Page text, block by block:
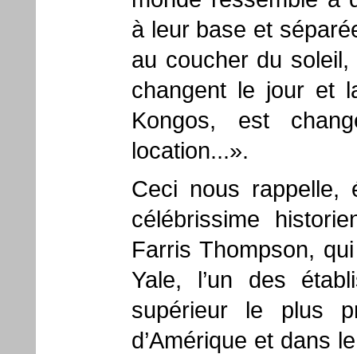
à leur base et
au coucher du
changent le jour et
Kongos, est
location...».
Ceci nous rappelle,
célébrissime
Farris Thompson,
Yale, l’un des
supérieur le plus
d’Amérique et dans